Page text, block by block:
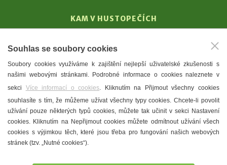
KAM V HUSTOPEČÍCH
T. G. Masaryk
Mandloně
Ubytování
Restaurace
Městské muzeum a galerie
Denní meníčka
Souhlas se soubory cookies
Soubory cookies využíváme k zajištění nejlepší uživatelské zkušenosti s
našimi webovými stránkami. Podrobné informace o cookies naleznete v
sekci Více informací o cookies. Kliknutím na Přijmout všechny cookies
souhlasíte s tím, že můžeme užívat všechny typy cookies. Chcete-li povolit
užívání pouze některých typů cookies, můžete tak učinit v sekci Nastavení
cookies. Kliknutím na Nepřijmout cookies můžete odmítnout užívání všech
cookies s výjimkou těch, které jsou třeba pro fungování našich webových
stránek (tzv. „Nutné cookies“).